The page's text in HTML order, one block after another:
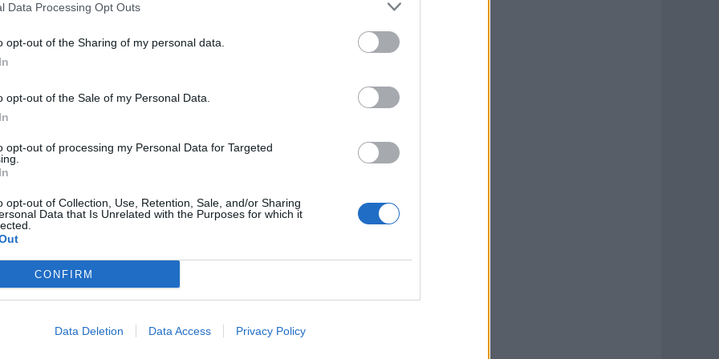
Data Processing Opt Outs
opt-out of the Sharing of my personal data.
opt-out of the Sale of my Personal Data.
opt-out of processing my Personal Data for Targeted
opt-out of Collection, Use, Retention, Sale, and/or Sharing
Data that Is Unrelated with the Purposes for which it
CONFIRM
Data Deletion Data Access Privacy Policy
μπει στο γήπεδο
χάσει. Αν δηλαδή επαναπαυτεί και στο γεγονός
«τρίποντο» τον στέλνει πιθανώς ακόμη και
να ξεπεράσει δύο ομάδες (ΟΦΗ, Λαμία).
στην ΑΕΛ θα είναιτεράστιο
και η εσωστρέφεια στο άκρως
ρίχνει
είναι καλό, ωστόσο για να το διατηρήσει
μία έδρα που δεν τον… «πάει» η παράδοση.
παιχνίδια σε έδρες όπου έκανε νίκες, μην
του, απέναντι σε ομάδες όπως ο ΠΑΣ
(πέρυσι), αύριο στο Αλκαζάρ